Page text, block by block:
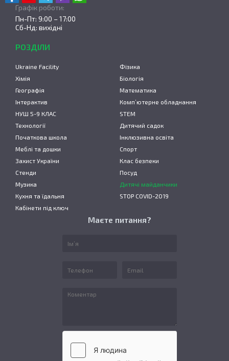
Графік роботи:
Пн-Пт: 9:00 – 17:00
Сб-Нд: вихідні
РОЗДІЛИ
Ukraine Facility
Фізика
Хімія
Біологія
Географія
Математика
Інтерактив
Комп’ютерне обладнання
НУШ 5-9 КЛАС
STEM
Технології
Дитячий садок
Початкова школа
Інклюзивна освіта
Меблі та дошки
Спорт
Захист України
Клас безпеки
Стенди
Посуд
Музика
Дитячі майданчики
Кухня та їдальня
STOP COVID-2019
Кабінети під ключ
Маєте питання?